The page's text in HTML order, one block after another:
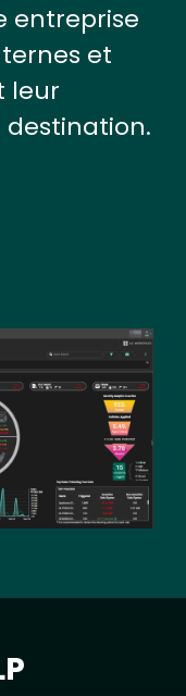
entreprise
et
leur